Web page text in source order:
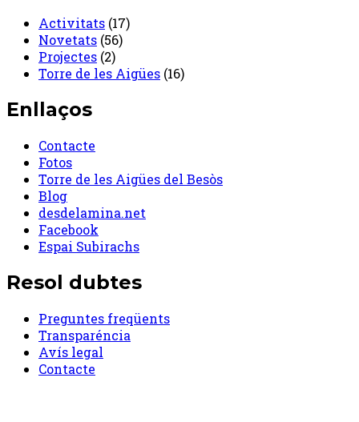
Activitats (17)
Novetats (56)
Projectes (2)
Torre de les Aigües (16)
Enllaços
Contacte
Fotos
Torre de les Aigües del Besòs
Blog
desdelamina.net
Facebook
Espai Subirachs
Resol dubtes
Preguntes freqüents
Transparéncia
Avís legal
Contacte